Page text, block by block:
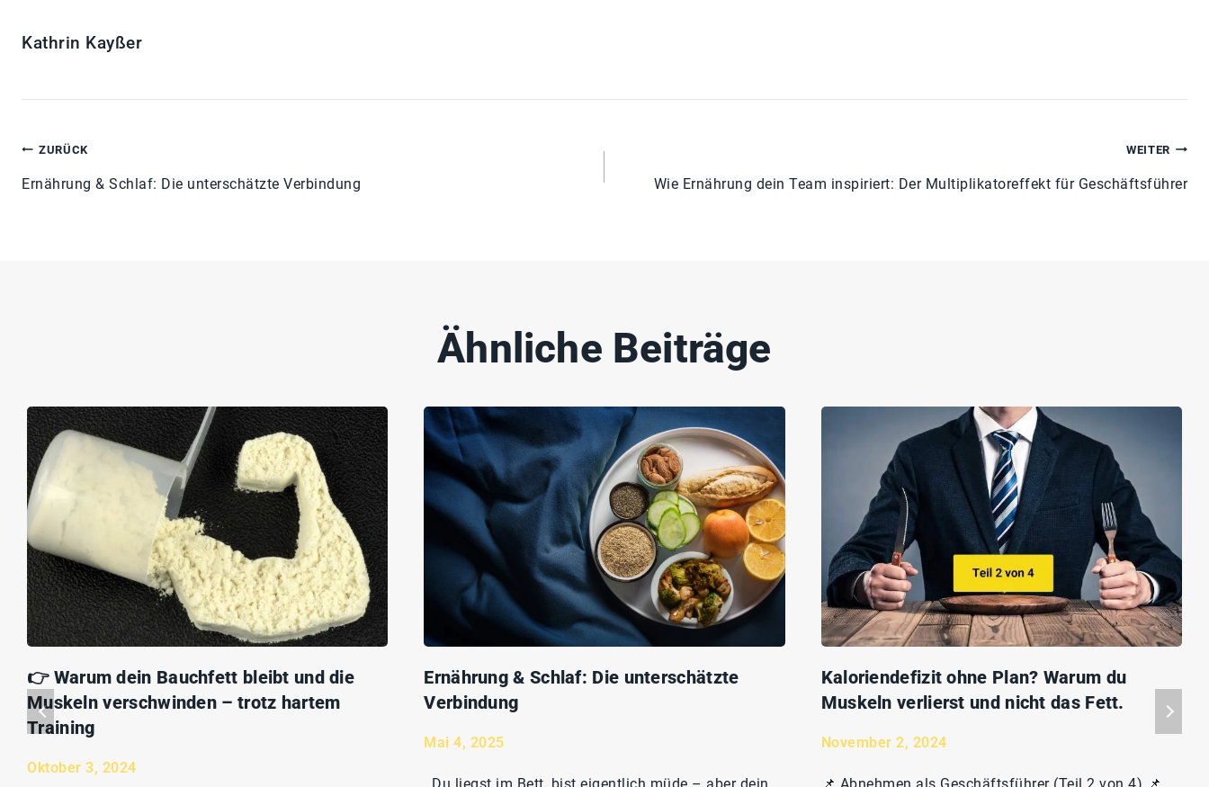
Kathrin Kayßer
ZURÜCK
Ernährung & Schlaf: Die unterschätzte Verbindung
WEITER
Wie Ernährung dein Team inspiriert: Der Multiplikatoreffekt für Geschäftsführer
Ähnliche Beiträge
👉 Warum dein Bauchfett bleibt und die
Muskeln verschwinden – trotz hartem
Training
Oktober 3, 2024
Ernährung & Schlaf: Die unterschätzte
Verbindung
Mai 4, 2025
Kaloriendefizit ohne Plan? Warum du
Muskeln verlierst und nicht das Fett.
November 2, 2024